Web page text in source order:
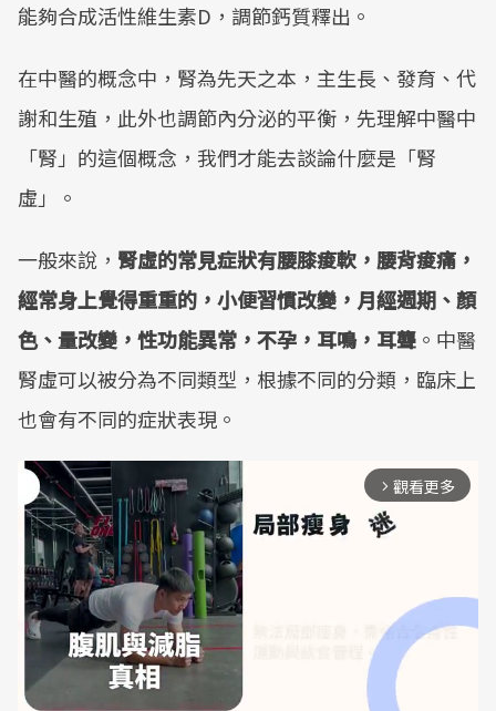
能夠合成活性維生素D，調節鈣質釋出。
在中醫的概念中，腎為先天之本，主生長、發育、代
謝和生殖，此外也調節內分泌的平衡，先理解中醫中
「腎」的這個概念，我們才能去談論什麼是「腎
虛」。
一般來說， 腎虛的常見症狀有腰膝痠軟，腰背痠痛，
經常身上覺得重重的，小便習慣改變，月經週期、顏
色、量改變，性功能異常，不孕，耳鳴，耳聾 。中醫
腎虛可以被分為不同類型，根據不同的分類，臨床上
也會有不同的症狀表現。
arrow_forward_ios 觀看更多